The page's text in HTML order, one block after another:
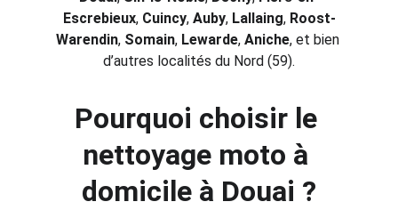
Escrebieux, Cuincy, Auby, Lallaing, Roost-
Warendin, Somain, Lewarde, Aniche, et bien
d’autres localités du Nord (59).
Pourquoi choisir le
nettoyage moto à
domicile à Douai ?